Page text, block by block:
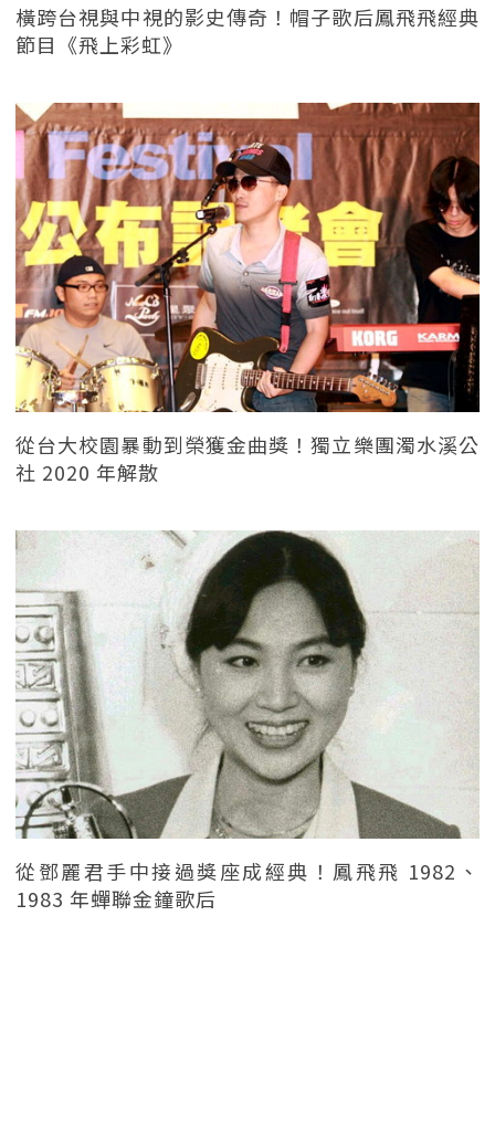
橫跨台視與中視的影史傳奇！帽子歌后鳳飛飛經典
節目《飛上彩虹》
從台大校園暴動到榮獲金曲獎！獨立樂團濁水溪公
社 2020 年解散
從鄧麗君手中接過獎座成經典！鳳飛飛 1982、
1983 年蟬聯金鐘歌后